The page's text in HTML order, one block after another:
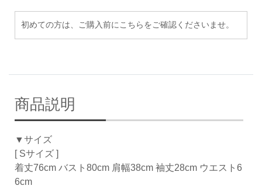
初めての方は、ご購入前にこちらをご確認くださいませ。
商品説明
▼サイズ
[ Sサイズ ]
着丈76cm バスト80cm 肩幅38cm 袖丈28cm ウエスト6
6cm